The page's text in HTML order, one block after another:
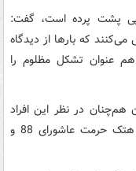
پشت پرده است، گفت:
که بارها از دیدگاه
عنوان تشکل مظلوم را
هم‌چنان در نظر این افراد
جایگاه ویژه ای دارند و مگر فراموش کرده‌اند هتک حرمت عاشورای 88 و